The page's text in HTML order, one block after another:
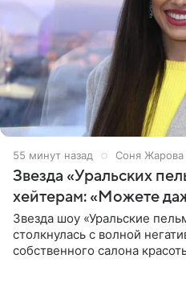
56 минут назад Соня Жарова
Звезда «Уральских
хейтерам: «Можете
Звезда шоу «Уральские
столкнулась с волной
собственного салона